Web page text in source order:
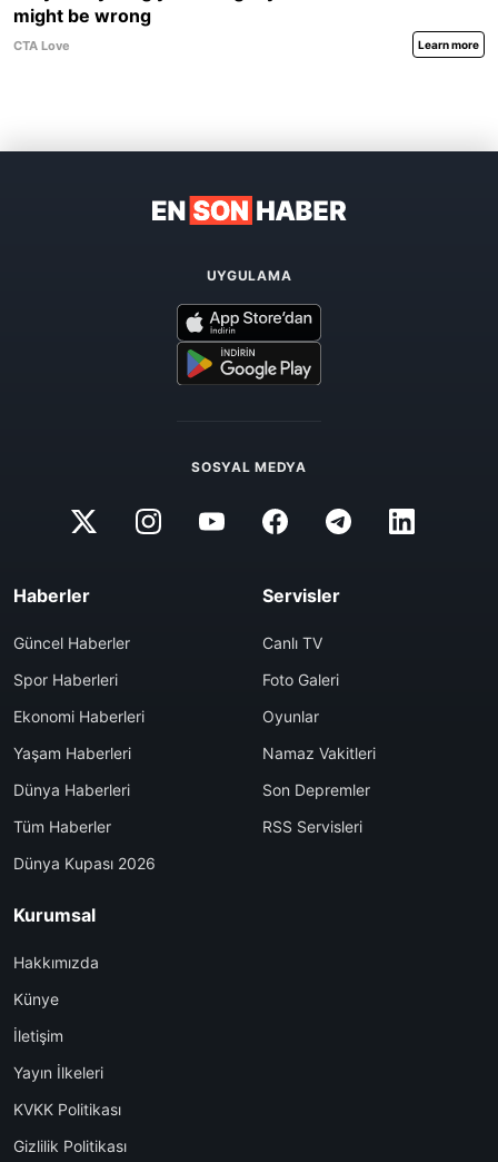
UYGULAMA
SOSYAL MEDYA
Haberler
Güncel Haberler
Spor Haberleri
Ekonomi Haberleri
Yaşam Haberleri
Dünya Haberleri
Tüm Haberler
Dünya Kupası 2026
Servisler
Canlı TV
Foto Galeri
Oyunlar
Namaz Vakitleri
Son Depremler
RSS Servisleri
Kurumsal
Hakkımızda
Künye
İletişim
Yayın İlkeleri
KVKK Politikası
Gizlilik Politikası